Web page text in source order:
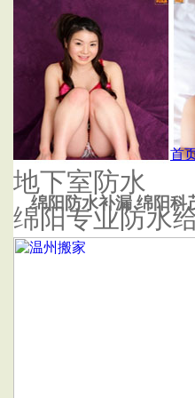
绵阳防水补漏 绵阳科
杭州泰鑫防水补漏公司
首
地下室防水
绵阳专业防水